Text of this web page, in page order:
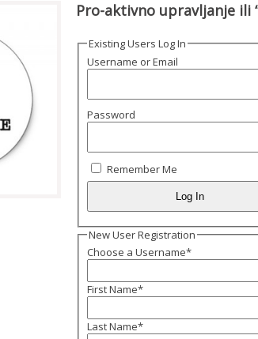
Pro-aktivno upravljanje ili
Existing Users Log In
Username or Email
Password
Remember Me
New User Registration
Choose a Username*
First Name*
Last Name*